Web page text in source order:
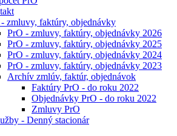
zmluvy, faktúry, objednávky
PrO - zmluvy, faktúry, objednávky 2026
PrO - zmluvy, faktúry, objednávky 2025
PrO - zmluvy, faktúry, objednávky 2024
PrO - zmluvy, faktúry, objednávky 2023
Archív zmlúv, faktúr, objednávok
Faktúry PrO - do roku 2022
Objednávky PrO - do roku 2022
Zmluvy PrO
- Denný stacionár